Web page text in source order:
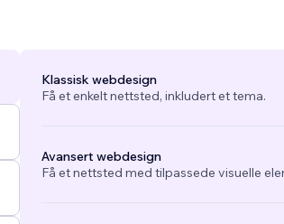
Klassisk webdesign
Få et enkelt nettsted, inkludert et tema.
Avansert webdesign
Få et nettsted med tilpassede visuelle